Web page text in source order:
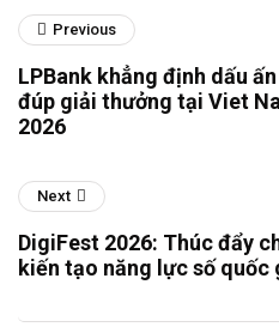
Previous
LPBank khẳng định dấu
đúp giải thưởng tại Viet
2026
Next
DigiFest 2026: Thúc đẩy
kiến tạo năng lực số quốc